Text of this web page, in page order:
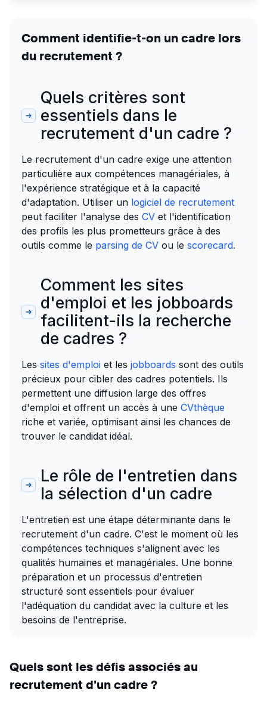
Comment identifie-t-on un cadre lors
du recrutement ?
Quels critères sont
essentiels dans le
recrutement d'un cadre ?
Le recrutement d'un cadre exige une attention
particulière aux compétences managériales, à
l'expérience stratégique et à la capacité
d'adaptation. Utiliser un logiciel de recrutement
peut faciliter l'analyse des CV et l'identification
des profils les plus prometteurs grâce à des
outils comme le parsing de CV ou le scorecard.
Comment les sites
d'emploi et les jobboards
facilitent-ils la recherche
de cadres ?
Les sites d'emploi et les jobboards sont des outils
précieux pour cibler des cadres potentiels. Ils
permettent une diffusion large des offres
d'emploi et offrent un accès à une CVthèque
riche et variée, optimisant ainsi les chances de
trouver le candidat idéal.
Le rôle de l'entretien dans
la sélection d'un cadre
L'entretien est une étape déterminante dans le
recrutement d'un cadre. C'est le moment où les
compétences techniques s'alignent avec les
qualités humaines et managériales. Une bonne
préparation et un processus d'entretien
structuré sont essentiels pour évaluer
l'adéquation du candidat avec la culture et les
besoins de l'entreprise.
Quels sont les défis associés au
recrutement d'un cadre ?